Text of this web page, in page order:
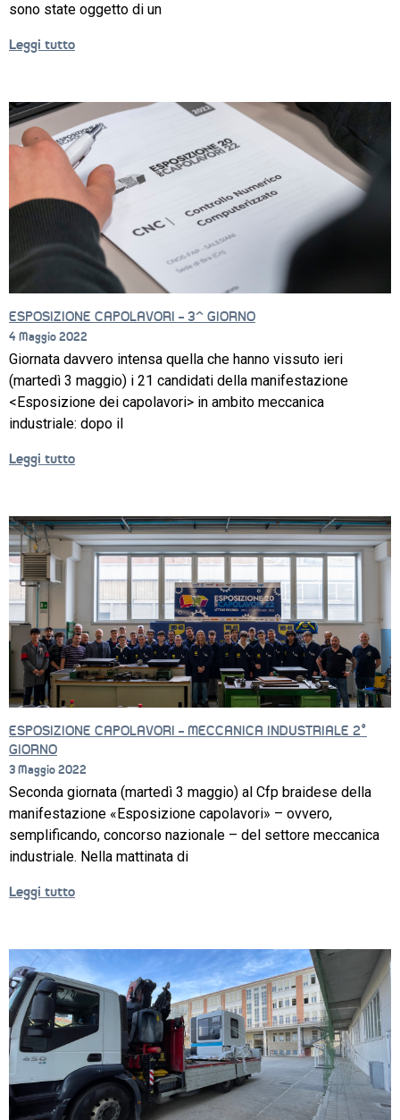
CORSI
NEWS
SETTORI
PROFESSIONALI
IL
CENTRO
PROGETTO
EDUCATIVO
E
ACCREDITAMENTO
EXTRA
CONTATTI
sono state oggetto di un
Leggi tutto
ESPOSIZIONE CAPOLAVORI – 3^ GIORNO
4 Maggio 2022
Giornata davvero intensa quella che hanno vissuto ieri
(martedì 3 maggio) i 21 candidati della manifestazione
<Esposizione dei capolavori> in ambito meccanica
industriale: dopo il
Leggi tutto
ESPOSIZIONE CAPOLAVORI – MECCANICA INDUSTRIALE 2°
GIORNO
3 Maggio 2022
Seconda giornata (martedì 3 maggio) al Cfp braidese della
manifestazione «Esposizione capolavori» – ovvero,
semplificando, concorso nazionale – del settore meccanica
industriale. Nella mattinata di
Leggi tutto